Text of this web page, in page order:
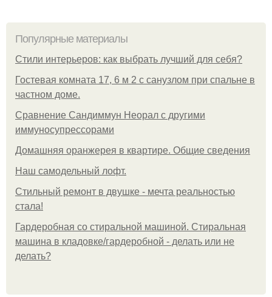
Популярные материалы
Стили интерьеров: как выбрать лучший для себя?
Гостевая комната 17, 6 м 2 с санузлом при спальне в
частном доме.
Сравнение Сандиммун Неорал с другими
иммуносупрессорами
Домашняя оранжерея в квартире. Общие сведения
Наш самодельный лофт.
Стильный ремонт в двушке - мечта реальностью
стала!
Гардеробная со стиральной машиной. Стиральная
машина в кладовке/гардеробной - делать или не
делать?